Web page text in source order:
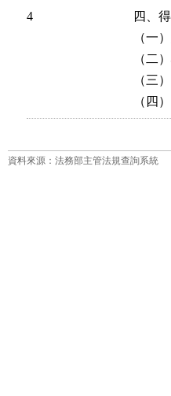
4
四、
（一
（二
（三
（四
資料來源：法務部主管法規查詢系統